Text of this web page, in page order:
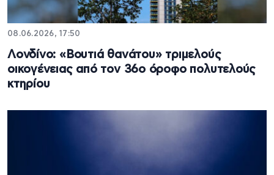
08.06.2026, 17:50
Λονδίνο: «Βουτιά θανάτου» τριμελούς
οικογένειας από τον 36ο όροφο πολυτελούς
κτηρίου